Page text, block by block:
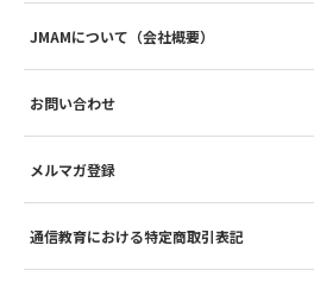
JMAMについて（会社概要）
お問い合わせ
メルマガ登録
通信教育における特定商取引表記